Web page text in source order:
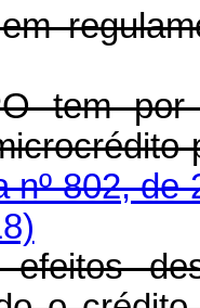
tem por
nº 802, de